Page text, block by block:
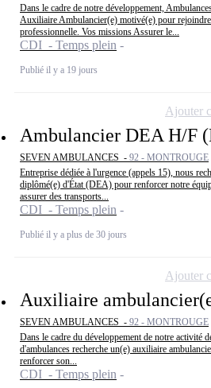
Dans le cadre de notre développement,
Auxiliaire Ambulancier(e) motivé(e) pour
professionnelle. Vos missions Assurer le...
CDI - Temps plein
Publié il y a 19 jours
Ambulancier DEA H/F
SEVEN AMBULANCES - 92 - MONTROUGE
Entreprise dédiée à l'urgence (appels 15), nous
diplômé(e) d'État (DEA) pour renforcer notre
assurer des transports...
CDI - Temps plein
Publié il y a plus de 30 jours
Ajouter
Auxiliaire
SEVEN AMBULANCES - 92 - MONTROUGE
Dans le cadre du développement de notre activité
d'ambulances recherche un(e) auxiliaire
renforcer son...
CDI - Temps plein
Ajouter